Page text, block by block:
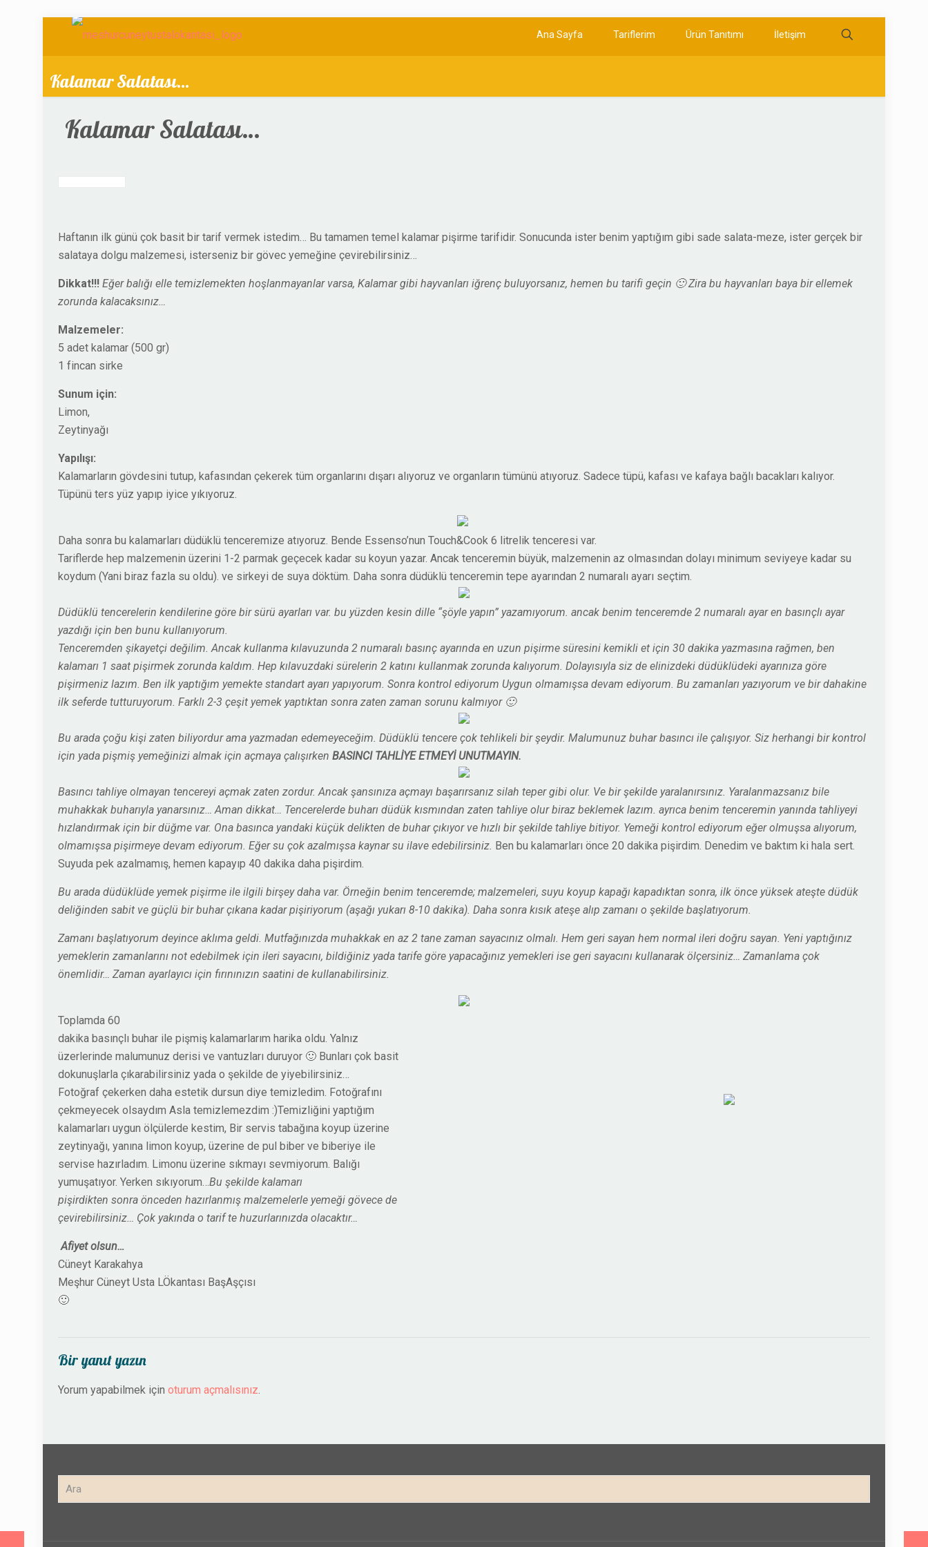
Ana Sayfa Tariflerim Ürün Tanıtımı İletişim
Kalamar Salatası…
Kalamar Salatası…
Haftanın ilk günü çok basit bir tarif vermek istedim… Bu tamamen temel kalamar pişirme tarifidir. Sonucunda ister benim yaptığım gibi sade salata-meze, ister gerçek bir
salataya dolgu malzemesi, isterseniz bir gövec yemeğine çevirebilirsiniz…
Dikkat!!! Eğer balığı elle temizlemekten hoşlanmayanlar varsa, Kalamar gibi hayvanları iğrenç buluyorsanız, hemen bu tarifi geçin 🙂 Zira bu hayvanları baya bir ellemek
zorunda kalacaksınız…
Malzemeler:
5 adet kalamar (500 gr)
1 fincan sirke
Sunum için:
Limon,
Zeytinyağı
Yapılışı:
Kalamarların gövdesini tutup, kafasından çekerek tüm organlarını dışarı alıyoruz ve organların tümünü atıyoruz. Sadece tüpü, kafası ve kafaya bağlı bacakları kalıyor.
Tüpünü ters yüz yapıp iyice yıkıyoruz.
Daha sonra bu kalamarları düdüklü tenceremize atıyoruz. Bende Essenso’nun Touch&Cook 6 litrelik tenceresi var.
Tariflerde hep malzemenin üzerini 1-2 parmak geçecek kadar su koyun yazar. Ancak tenceremin büyük, malzemenin az olmasından dolayı minimum seviyeye kadar su
koydum (Yani biraz fazla su oldu). ve sirkeyi de suya döktüm. Daha sonra düdüklü tenceremin tepe ayarından 2 numaralı ayarı seçtim.
Düdüklü tencerelerin kendilerine göre bir sürü ayarları var. bu yüzden kesin dille “şöyle yapın” yazamıyorum. ancak benim tenceremde 2 numaralı ayar en basınçlı ayar
yazdığı için ben bunu kullanıyorum.
Tenceremden şikayetçi değilim. Ancak kullanma kılavuzunda 2 numaralı basınç ayarında en uzun pişirme süresini kemikli et için 30 dakika yazmasına rağmen, ben
kalamarı 1 saat pişirmek zorunda kaldım. Hep kılavuzdaki sürelerin 2 katını kullanmak zorunda kalıyorum. Dolayısıyla siz de elinizdeki düdüklüdeki ayarınıza göre
pişirmeniz lazım. Ben ilk yaptığım yemekte standart ayarı yapıyorum. Sonra kontrol ediyorum Uygun olmamışsa devam ediyorum. Bu zamanları yazıyorum ve bir dahakine
ilk seferde tutturuyorum. Farklı 2-3 çeşit yemek yaptıktan sonra zaten zaman sorunu kalmıyor 🙂
Bu arada çoğu kişi zaten biliyordur ama yazmadan edemeyeceğim. Düdüklü tencere çok tehlikeli bir şeydir. Malumunuz buhar basıncı ile çalışıyor. Siz herhangi bir kontrol
için yada pişmiş yemeğinizi almak için açmaya çalışırken BASINCI TAHLİYE ETMEYİ UNUTMAYIN.
Basıncı tahliye olmayan tencereyi açmak zaten zordur. Ancak şansınıza açmayı başarırsanız silah teper gibi olur. Ve bir şekilde yaralanırsınız. Yaralanmazsanız bile
muhakkak buharıyla yanarsınız… Aman dikkat… Tencerelerde buharı düdük kısmından zaten tahliye olur biraz beklemek lazım. ayrıca benim tenceremin yanında tahliyeyi
hızlandırmak için bir düğme var. Ona basınca yandaki küçük delikten de buhar çıkıyor ve hızlı bir şekilde tahliye bitiyor. Yemeği kontrol ediyorum eğer olmuşsa alıyorum,
olmamışsa pişirmeye devam ediyorum. Eğer su çok azalmışsa kaynar su ilave edebilirsiniz. Ben bu kalamarları önce 20 dakika pişirdim. Denedim ve baktım ki hala sert.
Suyuda pek azalmamış, hemen kapayıp 40 dakika daha pişirdim.
Bu arada düdüklüde yemek pişirme ile ilgili birşey daha var. Örneğin benim tenceremde; malzemeleri, suyu koyup kapağı kapadıktan sonra, ilk önce yüksek ateşte düdük
deliğinden sabit ve güçlü bir buhar çıkana kadar pişiriyorum (aşağı yukarı 8-10 dakika). Daha sonra kısık ateşe alıp zamanı o şekilde başlatıyorum.
Zamanı başlatıyorum deyince aklıma geldi. Mutfağınızda muhakkak en az 2 tane zaman sayacınız olmalı. Hem geri sayan hem normal ileri doğru sayan. Yeni yaptığınız
yemeklerin zamanlarını not edebilmek için ileri sayacını, bildiğiniz yada tarife göre yapacağınız yemekleri ise geri sayacını kullanarak ölçersiniz… Zamanlama çok
önemlidir… Zaman ayarlayıcı için fırınınızın saatini de kullanabilirsiniz.
Toplamda 60
dakika basınçlı buhar ile pişmiş kalamarlarım harika oldu. Yalnız
üzerlerinde malumunuz derisi ve vantuzları duruyor 🙂 Bunları çok basit
dokunuşlarla çıkarabilirsiniz yada o şekilde de yiyebilirsiniz…
Fotoğraf çekerken daha estetik dursun diye temizledim. Fotoğrafını
çekmeyecek olsaydım Asla temizlemezdim :)Temizliğini yaptığım
kalamarları uygun ölçülerde kestim, Bir servis tabağına koyup üzerine
zeytinyağı, yanına limon koyup, üzerine de pul biber ve biberiye ile
servise hazırladım. Limonu üzerine sıkmayı sevmiyorum. Balığı
yumuşatıyor. Yerken sıkıyorum…Bu şekilde kalamarı
pişirdikten sonra önceden hazırlanmış malzemelerle yemeği gövece de
çevirebilirsiniz… Çok yakında o tarif te huzurlarınızda olacaktır…
Afiyet olsun…
Cüneyt Karakahya
Meşhur Cüneyt Usta LÖkantası BaşAşçısı
🙂
Bir yanıt yazın
Yorum yapabilmek için oturum açmalısınız.